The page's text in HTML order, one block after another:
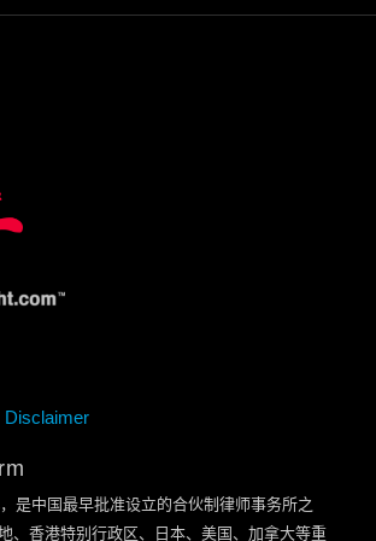
Disclaimer
是中国最早批准设立的合伙制律师事务所之
、香港特别行政区、日本、美国、加拿大等重